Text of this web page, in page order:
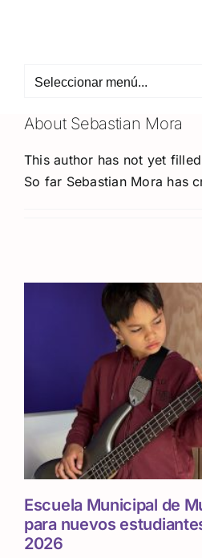
Seleccionar menú...
About Sebastian Mora
This author has not yet
So far Sebastian Mora has
Escuela Municipal de
para nuevos
2026